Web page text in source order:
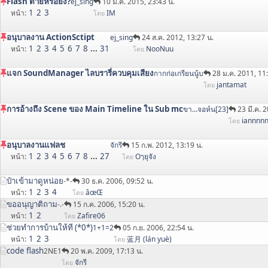
หน้า 1 2 3 โดย IM
อนุบาลงาน ActionSctipt
หน้า 1 2 3 4 5 6 7 8 ... 31
ej_sing 24 ส.ค. 2012, 13:27 น.
โดย NooNuu
แจก SoundManager ไลบรารี่ควบคุมเสียงกากก่อเกรียนนู้บ 28 ม.ค. 2011,
โดย jantamat
การอ้างถึง Scene ของ Main Timeline ใน Sub mcขา...จอห์น[23] 23 มี.ค.
โดย iannnnn
อนุบาลงานแฟลช
หน้า 1 2 3 4 5 6 7 8 ... 27
จักรี 15 ก.พ. 2012, 13:19 น.
โดย Oๅยุจัง
ป๋าเข้ามาดูหน่อย
หน้า 1 2 3 4
-*- 30 ธ.ค. 2006, 09:52 น.
โดย âœŒ
ขออนุญาติถาม
หน้า 1 2
-.- 15 ก.ค. 2006, 15:20 น.
โดย Zafire06
ช่วยทำการบ้านให้ที (*0*)
หน้า 1 2 3
1+1=2 05 ก.ย. 2006, 22:54 น.
โดย 蓝月 (lán yuè)
code flash2NE1 20 พ.ค. 2009, 17:13 น.
โดย จักรี